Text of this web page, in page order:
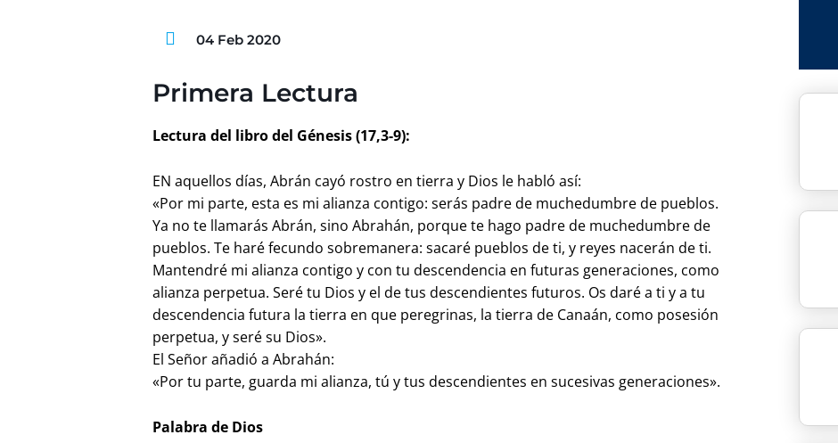
04 Feb 2020
Primera Lectura
Lectura del libro del Génesis (17,3-9):
EN aquellos días, Abrán cayó rostro en tierra y Dios le habló así:
«Por mi parte, esta es mi alianza contigo: serás padre de muchedumbre de pueblos.
Ya no te llamarás Abrán, sino Abrahán, porque te hago padre de muchedumbre de
pueblos. Te haré fecundo sobremanera: sacaré pueblos de ti, y reyes nacerán de ti.
Mantendré mi alianza contigo y con tu descendencia en futuras generaciones, como
alianza perpetua. Seré tu Dios y el de tus descendientes futuros. Os daré a ti y a tu
descendencia futura la tierra en que peregrinas, la tierra de Canaán, como posesión
perpetua, y seré su Dios».
El Señor añadió a Abrahán:
«Por tu parte, guarda mi alianza, tú y tus descendientes en sucesivas generaciones».
Palabra de Dios